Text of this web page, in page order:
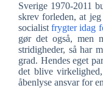
Sverige 1970-2011
skrev forleden, at
socialistfrygter idag
gør det også, men
stridigheder, så har
grad. Hendes eget
det blive
åbenlyse ansvar for